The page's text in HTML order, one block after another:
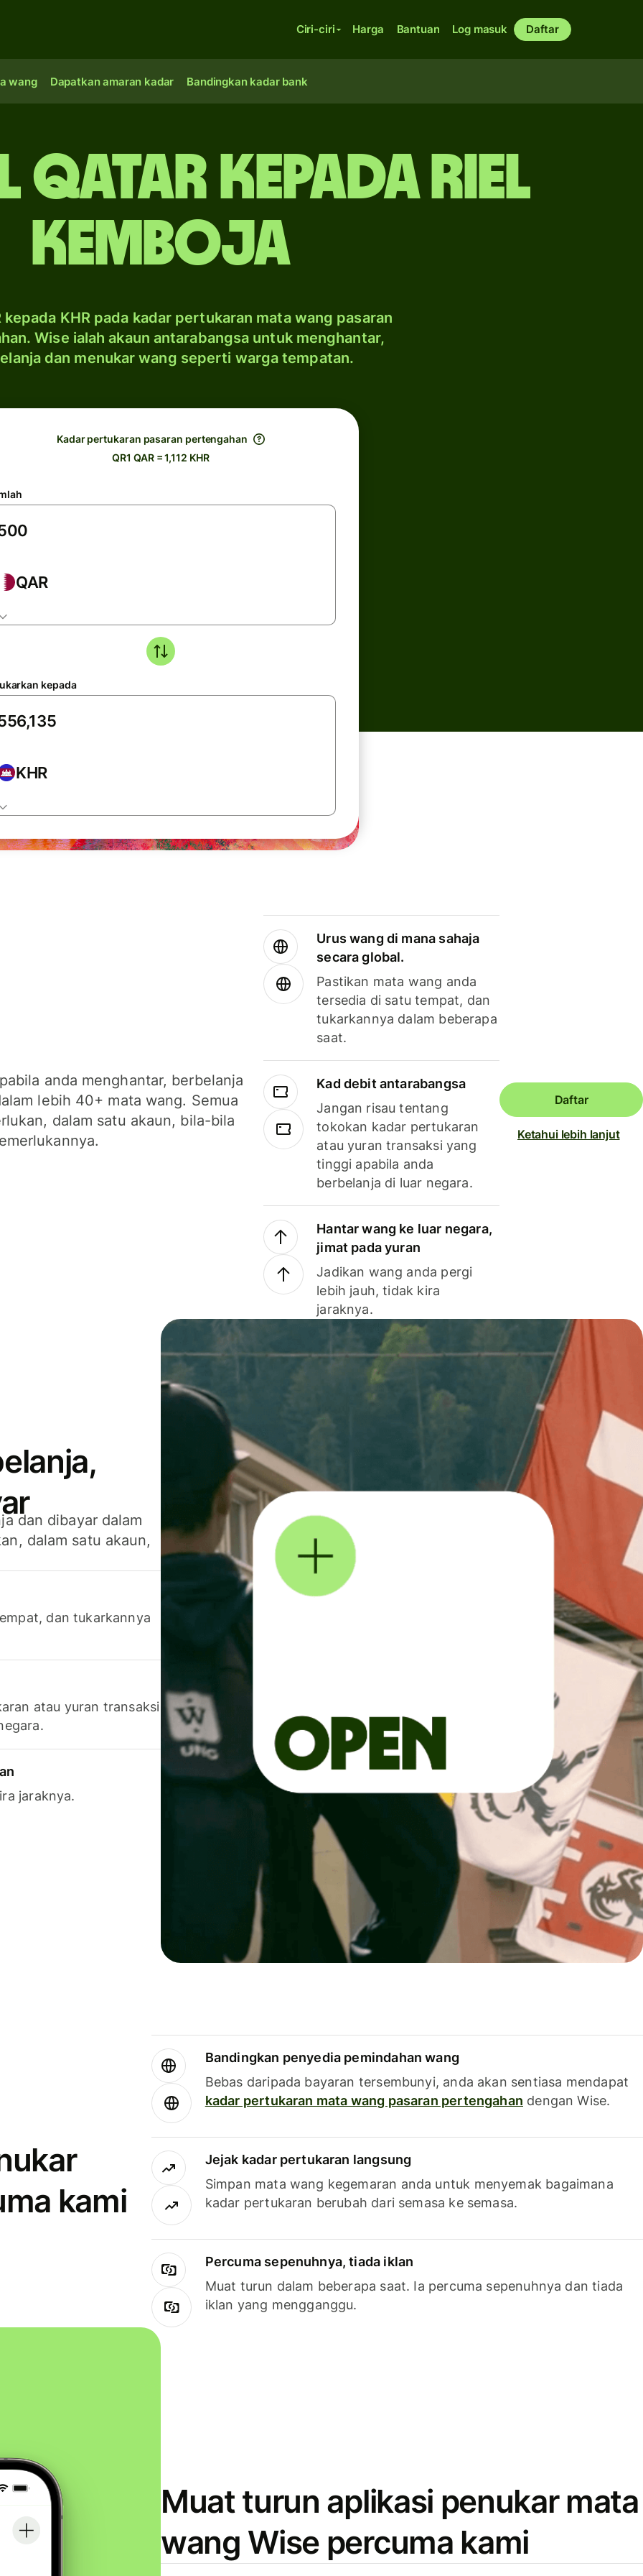
Ciri-ciri Harga Bantuan Log masuk Daftar
wang Dapatkan amaran kadar Bandingkan kadar bank
Qatar kepada riel
Kemboja
kepada KHR pada kadar pertukaran mata wang pasaran
Wise ialah akaun antarabangsa untuk menghantar,
dan menukar wang seperti warga tempatan.
Kadar pertukaran pasaran pertengahan
QR1 QAR = 1,112 KHR
QAR
kepada
KHR
anda menghantar, berbelanja
lebih 40+ mata wang. Semua
dalam satu akaun, bila-bila
Urus wang di mana sahaja
secara global.
Pastikan mata wang anda
tersedia di satu tempat, dan
tukarkannya dalam beberapa
saat.
Kad debit antarabangsa
Jangan risau tentang
tokokan kadar pertukaran
atau yuran transaksi yang
tinggi apabila anda
berbelanja di luar negara.
Hantar wang ke luar negara,
jimat pada yuran
Jadikan wang anda pergi
lebih jauh, tidak kira
jaraknya.
Daftar
Ketahui lebih lanjut
dan dibayar dalam
dalam satu akaun,
dan tukarkannya
atau yuran transaksi
jaraknya.
kami
Bandingkan penyedia pemindahan wang
Bebas daripada bayaran tersembunyi, anda akan sentiasa mendapat
kadar pertukaran mata wang pasaran pertengahan dengan Wise.
Jejak kadar pertukaran langsung
Simpan mata wang kegemaran anda untuk menyemak bagaimana
kadar pertukaran berubah dari semasa ke semasa.
Percuma sepenuhnya, tiada iklan
Muat turun dalam beberapa saat. Ia percuma sepenuhnya dan tiada
iklan yang mengganggu.
Muat turun aplikasi penukar mata
wang Wise percuma kami